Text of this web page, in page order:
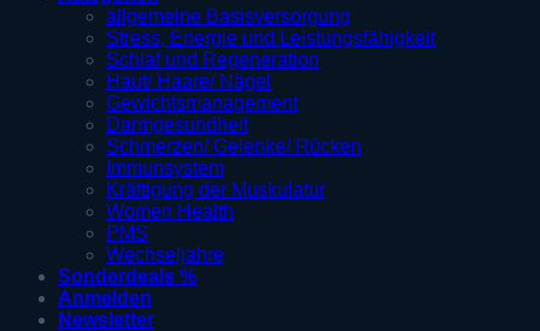
allgemeine Basisversorgung
Stress, Energie und Leistungsfähigkeit
Schlaf und Regeneration
Haut/ Haare/ Nägel
Gewichtsmanagement
Darmgesundheit
Schmerzen/ Gelenke/ Rücken
Immunsystem
Kräftigung der Muskulatur
Women Health
PMS
Wechseljahre
Sonderdeals %
Anmelden
Newsletter